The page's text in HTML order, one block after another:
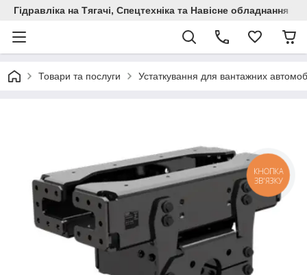
Гідравліка на Тягачі, Спецтехніка та Навісне обладнання
Товари та послуги Устаткування для вантажних
КНОПКА
ЗВ'ЯЗКУ